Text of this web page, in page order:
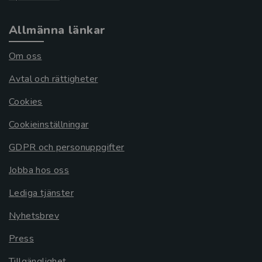
Allmänna länkar
Om oss
Avtal och rättigheter
Cookies
Cookieinställningar
GDPR och personuppgifter
Jobba hos oss
Lediga tjänster
Nyhetsbrev
Press